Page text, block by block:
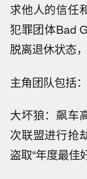
求他人的信任
犯罪团体Bad
脱离退休状态
主角团队包括：
大坏狼：飙车
次联盟进行抢
盗取“年度最佳